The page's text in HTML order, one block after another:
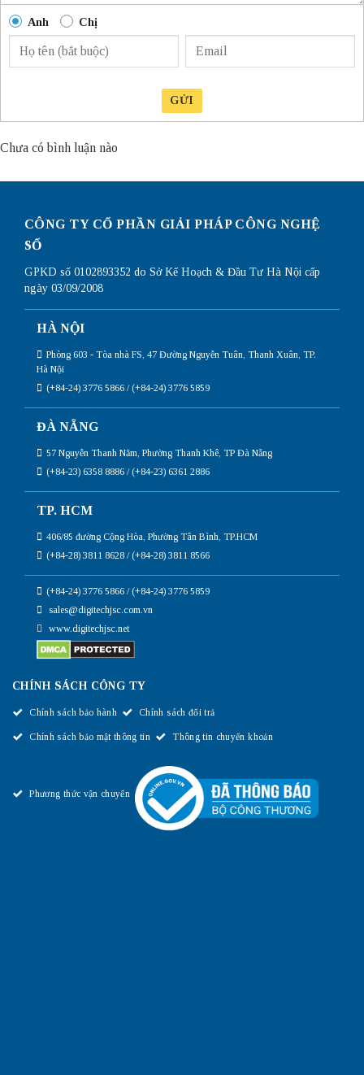
Anh Chị
GỬI
Chưa có bình luận nào
CÔNG TY CỔ PHẦN GIẢI PHÁP CÔNG NGHỆ
SỐ
GPKD số 0102893352 do Sở Kế Hoạch & Đầu Tư Hà Nội cấp
ngày 03/09/2008
HÀ NỘI
Phòng 603 - Tòa nhà FS, 47 Đường Nguyễn Tuân, Thanh Xuân, TP.
Hà Nội
(+84-24) 3776 5866 / (+84-24) 3776 5859
ĐÀ NẴNG
57 Nguyễn Thanh Năm, Phường Thanh Khê, TP Đà Nẵng
(+84-23) 6358 8886 / (+84-23) 6361 2886
TP. HCM
406/85 đường Cộng Hòa, Phường Tân Bình, TP.HCM
(+84-28) 3811 8628 / (+84-28) 3811 8566
(+84-24) 3776 5866 / (+84-24) 3776 5859
sales@digitechjsc.com.vn
www.digitechjsc.net
CHÍNH SÁCH CÔNG TY
Chính sách bảo hành Chính sách đổi trả
Chính sách bảo mật thông tin Thông tin chuyển khoản
Phương thức vận chuyển